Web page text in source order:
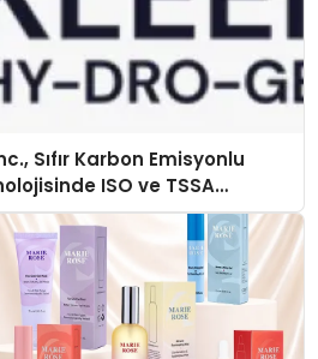
Sıfır Karbon Emisyonlu
ISO ve TSSA
Aldı